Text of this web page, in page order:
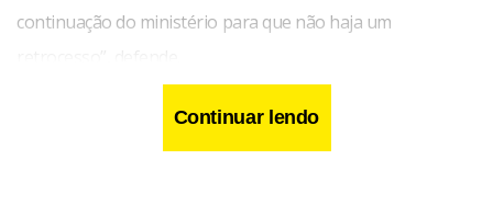
continuação do ministério para que não haja um
O setor teme que uma vez transferida para a estrutura do
Continuar lendo